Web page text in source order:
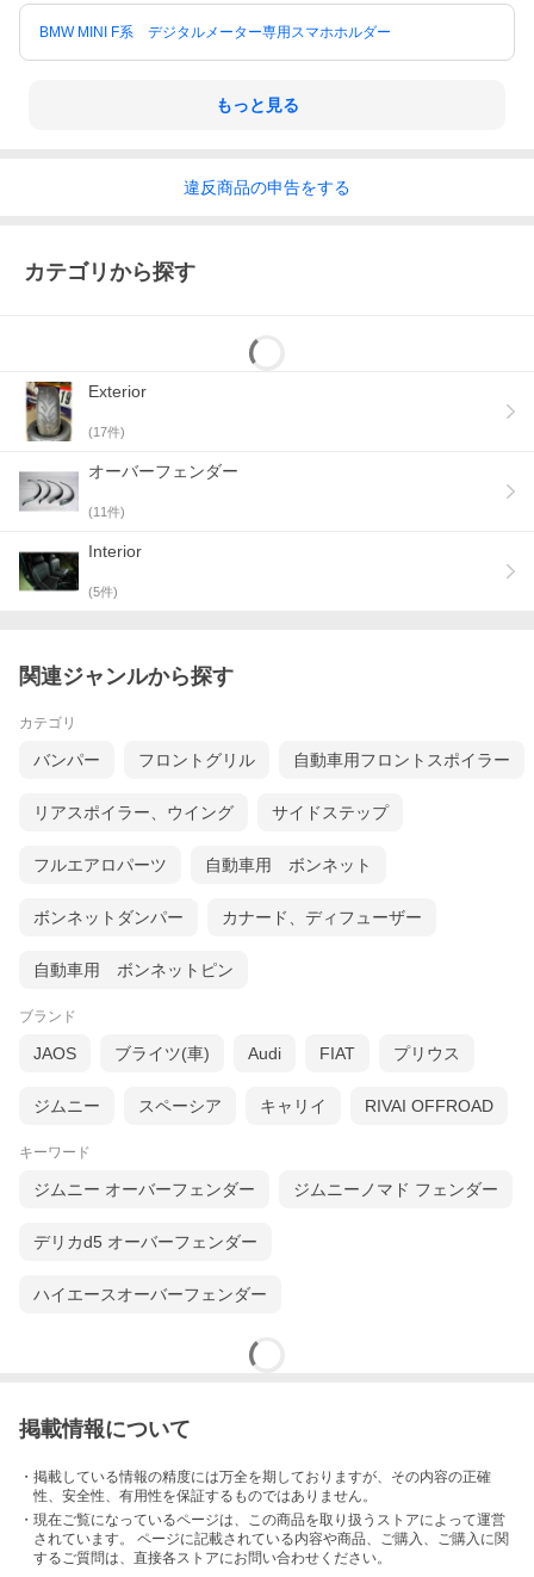
BMW MINI F系 デジタルメーター専用スマホホルダー
もっと見る
違反商品の申告をする
カテゴリから探す
Exterior
(17件)
オーバーフェンダー
(11件)
Interior
(5件)
関連ジャンルから探す
カテゴリ
バンパー フロントグリル 自動車用フロントスポイラー
リアスポイラー、ウイング サイドステップ
フルエアロパーツ 自動車用 ボンネット
ボンネットダンパー カナード、ディフューザー
自動車用 ボンネットピン
ブランド
JAOS ブライツ(車) Audi FIAT プリウス
ジムニー スペーシア キャリイ RIVAI OFFROAD
キーワード
ジムニー オーバーフェンダー ジムニーノマド フェンダー
デリカd5 オーバーフェンダー
ハイエースオーバーフェンダー
掲載情報について
・掲載している情報の精度には万全を期しておりますが、その内容の正確
性、安全性、有用性を保証するものではありません。
・現在ご覧になっているページは、この商品を取り扱うストアによって運営
されています。 ページに記載されている内容や商品、ご購入 、ご購入に関
するご質問は、直接各ストアにお問い合わせください。